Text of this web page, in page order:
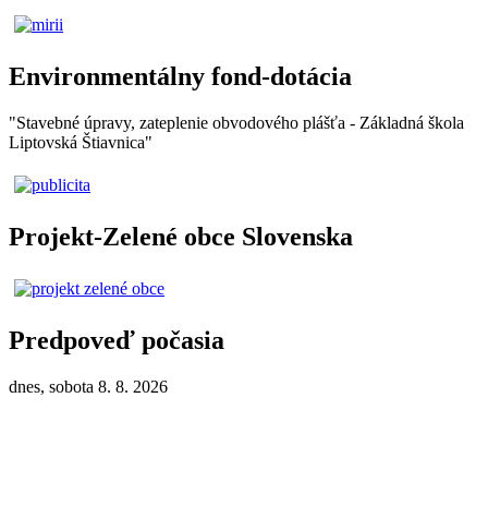
Environmentálny fond-dotácia
"Stavebné úpravy, zateplenie obvodového plášťa - Základná škola
Liptovská Štiavnica"
Projekt-Zelené obce Slovenska
Predpoveď počasia
dnes, sobota 8. 8. 2026